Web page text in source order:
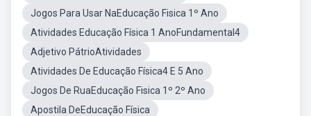
Jogos Para Usar NaEducação Fisica 1º Ano
Atividades Educação Física 1 AnoFundamental4
Adjetivo PátrioAtividades
Atividades De Educação Física4 E 5 Ano
Jogos De RuaEducação Fisica 1º 2º Ano
Apostila DeEducação Física